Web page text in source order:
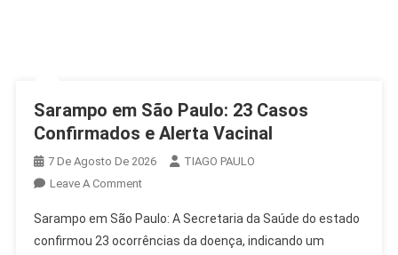
Sarampo em São Paulo: 23 Casos
Confirmados e Alerta Vacinal
7 De Agosto De 2026
TIAGO PAULO
Leave A CommentOn
Em
São
Sarampo em São Paulo: A Secretaria da Saúde do estado
confirmou 23 ocorrências da doença, indicando um